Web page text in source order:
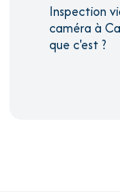
Inspection
caméra à
que c'est ?